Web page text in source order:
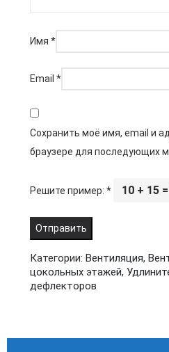
Имя *
Email *
Сохранить моё имя, email и
браузере для последующих
Решите пример: * 10 + 15
Категории: Вентиляция,
цокольных этажей,
дефлекторов